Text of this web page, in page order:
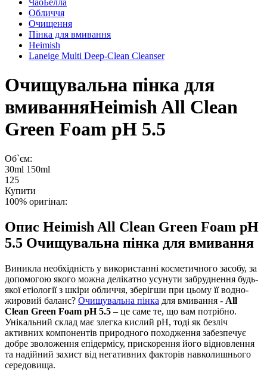
ЧаоБелла
Обличчя
Очищення
Пінка для вмивання
Heimish
Laneige Multi Deep-Clean Cleanser
Очищувальна пінка для
вмиванняHeimish All Clean
Green Foam pH 5.5
Об`єм:
30ml 150ml
125
Купити
100% оригінал:
Опис Heimish All Clean Green Foam pH
5.5 Очищувальна пінка для вмивання
Виникла необхідність у використанні косметичного засобу, за
допомогою якого можна делікатно усунути забруднення будь-
якої етіології з шкіри обличчя, зберігши при цьому її водно-
жировий баланс? Очищувальна пінка для вмивання - All
Clean Green Foam pH 5.5 – це саме те, що вам потрібно.
Унікальний склад має злегка кислий рН, тоді як безліч
активних компонентів природного походження забезпечує
добре зволоження епідермісу, прискорення його відновлення
та надійний захист від негативних факторів навколишнього
середовища.